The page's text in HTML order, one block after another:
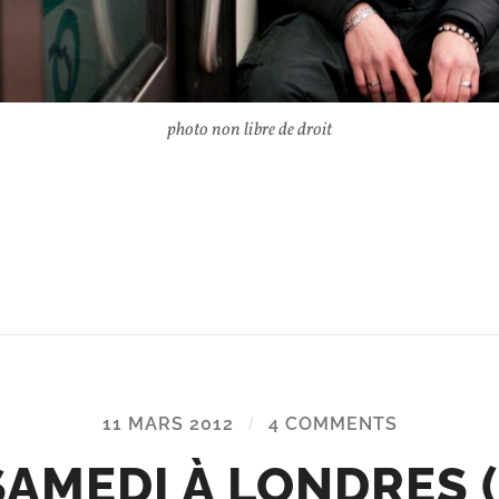
photo non libre de droit
11 MARS 2012 / 4 COMMENTS
À